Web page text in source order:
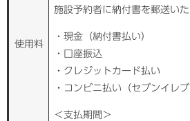
使用料
施設予約者に納付書を郵送いた
・現金（納付書払い）
・口座振込
・クレジットカード払い
・コンビニ払い（セブンイレブ
＜支払期間＞